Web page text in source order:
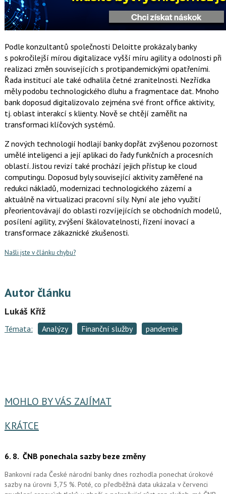
Podle konzultantů společnosti Deloitte prokázaly banky
s pokročilejší mírou digitalizace vyšší míru agility a odolnosti při
realizaci změn souvisejících s protipandemickými opatřeními.
Řada institucí ale také odhalila četné zranitelnosti. Nezřídka
měly podobu technologického dluhu a fragmentace dat. Mnoho
bank doposud digitalizovalo zejména své front office aktivity,
tj. oblast interakcí s klienty. Nově se chtějí zaměřit na
transformaci klíčových systémů.
Z nových technologií hodlají banky dopřát zvýšenou pozornost
umělé inteligenci a její aplikaci do řady funkčních a procesních
oblastí. Jistou revizí také prochází jejich přístup ke cloud
computingu. Doposud byly související aktivity zaměřené na
redukci nákladů, modernizaci technologického zázemí a
aktuálně na virtualizaci pracovní síly. Nyní ale jeho využití
přeorientovávají do oblasti rozvíjejících se obchodních modelů,
posílení agility, zvýšení škálovatelnosti, řízení inovací a
transformace zákaznické zkušenosti.
Našli jste v článku chybu?
Autor článku
Lukáš Kříž
Témata: Analýzy Finanční služby pandemie
MOHLO BY VÁS ZAJÍMAT
KRÁTCE
6. 8. ČNB ponechala sazby beze změny
Bankovní rada České národní banky dnes rozhodla ponechat úrokové
sazby na úrovni 3,75 %. Poté, co předběžná data ukázala v červenci